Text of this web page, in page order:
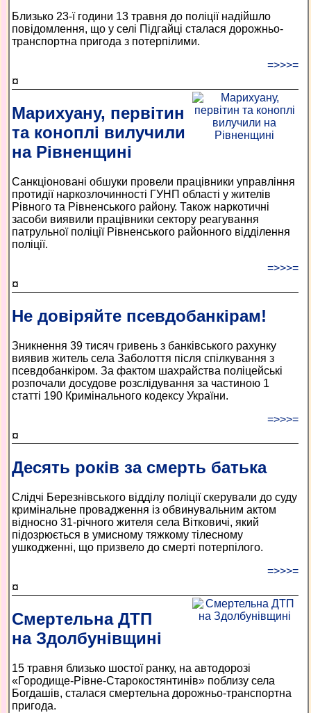
Близько 23-ї години 13 травня до поліції надійшло
повідомлення, що у селі Підгайці сталася дорожньо-
транспортна пригода з потерпілими.
=>>>=
¤
Марихуану, первітин
та коноплі вилучили
на Рівненщині
Санкціоновані обшуки провели працівники управління
протидії наркозлочинності ГУНП області у жителів
Рівного та Рівненського району. Також наркотичні
засоби виявили працівники сектору реагування
патрульної поліції Рівненського районного відділення
поліції.
=>>>=
¤
Не довіряйте псевдобанкірам!
Зникнення 39 тисяч гривень з банківського рахунку
виявив житель села Заболоття після спілкування з
псевдобанкіром. За фактом шахрайства поліцейські
розпочали досудове розслідування за частиною 1
статті 190 Кримінального кодексу України.
=>>>=
¤
Десять років за смерть батька
Слідчі Березнівського відділу поліції скерували до суду
кримінальне провадження із обвинувальним актом
відносно 31-річного жителя села Вітковичі, який
підозрюється в умисному тяжкому тілесному
ушкодженні, що призвело до смерті потерпілого.
=>>>=
¤
Смертельна ДТП
на Здолбунівщині
15 травня близько шостої ранку, на автодорозі
«Городище-Рівне-Старокостянтинів» поблизу села
Богдашів, сталася смертельна дорожньо-транспортна
пригода.